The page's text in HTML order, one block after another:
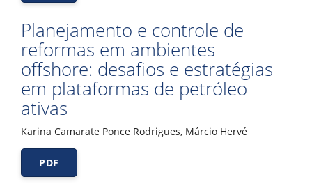
Planejamento e controle de
reformas em ambientes
offshore: desafios e estratégias
em plataformas de petróleo
ativas
Karina Camarate Ponce Rodrigues, Márcio Hervé
PDF